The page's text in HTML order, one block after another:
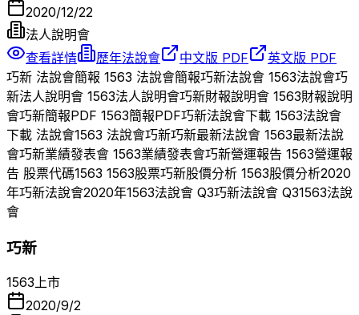
2020/12/22
法人說明會
查看詳情
歷年法說會 中文版 PDF
英文版 PDF
巧新 法說會簡報 1563 法說會簡報巧新法說會 1563法說會巧
新法人說明會 1563法人說明會巧新財報說明會 1563財報說明
會巧新簡報PDF 1563簡報PDF巧新法說會下載 1563法說會
下載 法說會1563 法說會巧新巧新最新法說會 1563最新法說
會巧新業績發表會 1563業績發表會巧新營運報告 1563營運報
告 股票代碼1563 1563股票巧新股價分析 1563股價分析2020
年巧新法說會2020年1563法說會 Q3巧新法說會 Q31563法說
會
巧新
1563上市
2020/9/2